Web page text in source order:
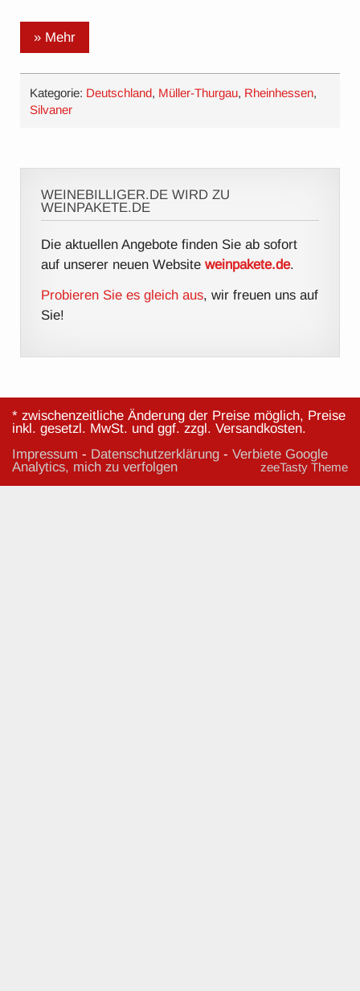
» Mehr
Kategorie: Deutschland, Müller-Thurgau, Rheinhessen,
Silvaner
WEINEBILLIGER.DE WIRD ZU
WEINPAKETE.DE
Die aktuellen Angebote finden Sie ab sofort
auf unserer neuen Websiteweinpakete.de.
Probieren Sie es gleich aus, wir freuen uns auf
Sie!
* zwischenzeitliche Änderung der Preise möglich, Preise
inkl. gesetzl. MwSt. und ggf. zzgl. Versandkosten.
Impressum - Datenschutzerklärung - Verbiete Google
Analytics, mich zu verfolgen
zeeTasty Theme